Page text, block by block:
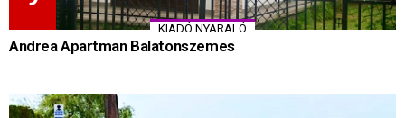
KIADÓ NYARALÓ
Andrea Apartman Balatonszemes